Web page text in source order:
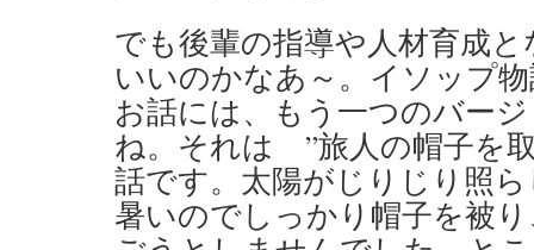
でも後輩の指導や人材育成
いいのかなあ～。イソップ
お話には、もう一つのバー
ね。それは ”旅人の帽子を
話です。太陽がじりじり照
暑いのでしっかり帽子を被